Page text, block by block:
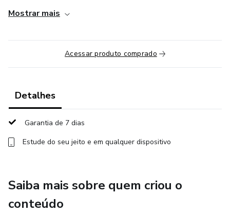
✔ Preparação Pessoal – Desenvolva confiança, oratória e
✔ Arguição – Saiba como lidar com perguntas desafiadoras,
defender seu projeto de pesquisa e se destacar diante dos
🎯 Para quem é este curso?
Mestrado ou Doutorado.
entrevistas acadêmicas.
✅ Quem busca superar a insegurança e se preparar
Mostrar mais
Acessar produto comprado
Detalhes
Garantia de 7 dias
Estude do seu jeito e em qualquer dispositivo
Saiba mais sobre quem criou o
conteúdo